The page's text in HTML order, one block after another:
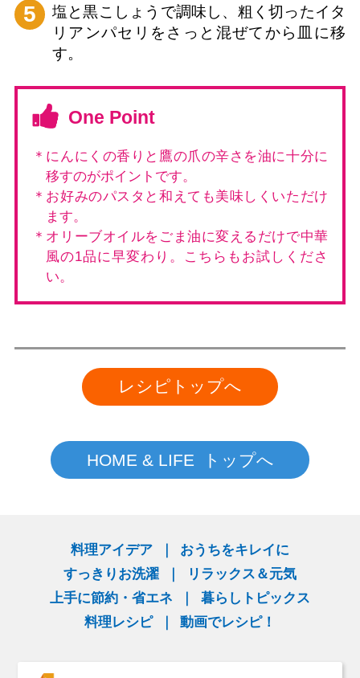
5
塩と黒こしょうで調味し、粗く切ったイタ
リアンパセリをさっと混ぜてから皿に移
す。
One Point
＊にんにくの香りと鷹の爪の辛さを油に十分に
移すのがポイントです。
＊お好みのパスタと和えても美味しくいただけ
ます。
＊オリーブオイルをごま油に変えるだけで中華
風の1品に早変わり。こちらもお試しくださ
い。
レシピトップへ
HOME & LIFE トップへ
料理アイデア
おうちをキレイに
すっきりお洗濯
リラックス＆元気
上手に節約・省エネ
暮らしトピックス
料理レシピ
動画でレシピ！